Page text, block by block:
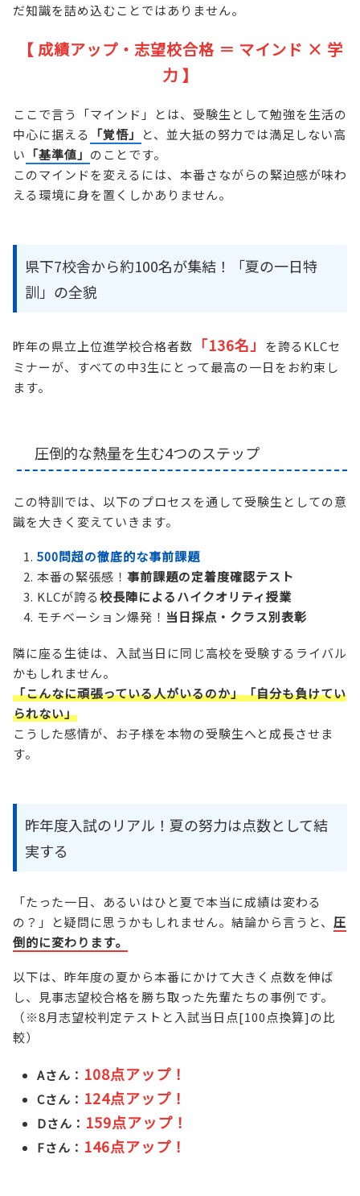
だ知識を詰め込むことではありません。
【 成績アップ・志望校合格 ＝ マインド × 学
力 】
ここで言う「マインド」とは、受験生として勉強を生活の
中心に据える
「覚悟」
と、並大抵の努力では満足しない高
い 「基準値」 のことです。
このマインドを変えるには、本番さながらの緊迫感が味わ
える環境に身を置くしかありません。
県下7校舎から約100名が集結！「夏の一日特
訓」の全貌
昨年の県立上位進学校合格者数 「136名」
を誇るKLCセ
ミナーが、すべての中3生にとって最高の一日をお約束し
ます。
圧倒的な熱量を生む4つのステップ
この特訓では、以下のプロセスを通して受験生としての意
識を大きく変えていきます。
500問超の徹底的な事前課題
本番の緊張感！ 事前課題の定着度確認テスト
KLCが誇る校長陣によるハイクオリティ授業
モチベーション爆発！ 当日採点・クラス別表彰
隣に座る生徒は、入試当日に同じ高校を受験するライバル
かもしれません。
「こんなに頑張っている人がいるのか」「自分も負けてい
られない」
こうした感情が、お子様を本物の受験生へと成長させま
す。
昨年度入試のリアル！夏の努力は点数として結
実する
「たった一日、あるいはひと夏で本当に成績は変わる
の？」と疑問に思うかもしれません。結論から言うと、 圧
倒的に変わります。
以下は、昨年度の夏から本番にかけて大きく点数を伸ば
し、見事志望校合格を勝ち取った先輩たちの事例です。
（※8月志望校判定テストと入試当日点[100点換算]の比
較）
Aさん： 108点アップ！
Cさん： 124点アップ！
Dさん： 159点アップ！
Fさん： 146点アップ！